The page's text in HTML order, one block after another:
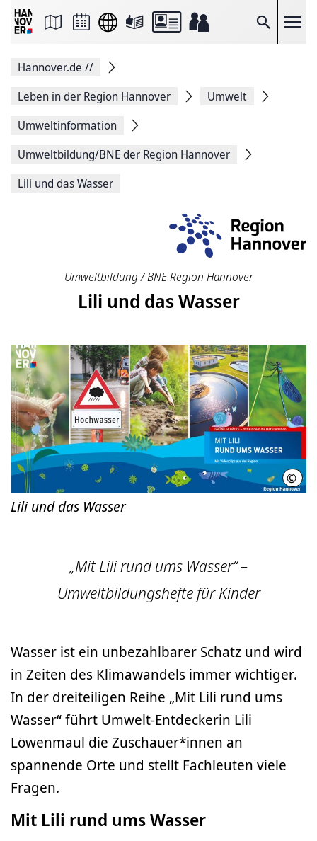
Suche
Seite
Facebook
teilen
Seitenlink
Seite
Hannover.de //
Leben in der Region Hannover
Umwelt
Umweltinformation
Umweltbildung/BNE der Region Hannover
Lili und das Wasser
Umweltbildung / BNE Region Hannover
Lili und das Wasser
© RH
Lili und das Wasser
„Mit Lili rund ums Wasser“ –
Umweltbildungshefte für Kinder
Wasser ist ein unbezahlbarer Schatz und wird
in Zeiten des Klimawandels immer wichtiger.
In der dreiteiligen Reihe „Mit Lili rund ums
Wasser“ führt Umwelt-Entdeckerin Lili
Löwenmaul die Zuschauer*innen an
spannende Orte und stellt Fachleuten viele
Fragen.
Mit Lili rund ums Wasser